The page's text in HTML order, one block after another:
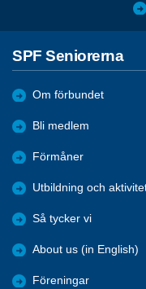
SPF Seniorerna
Om förbundet
Bli medlem
Förmåner
Utbildning och
Så tycker vi
About us (in English)
Föreningar